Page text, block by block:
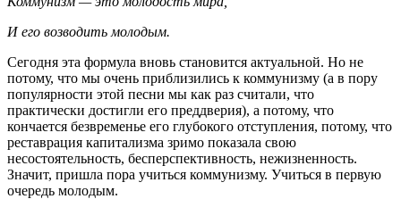
И его возводить молодым.
Сегодня эта формула вновь становится актуальной. Но не
потому, что мы очень приблизились к коммунизму (а в пору
популярности этой песни мы как раз считали, что
практически достигли его преддверия), а потому, что
кончается безвременье его глубокого отступления, потому, что
реставрация капитализма зримо показала свою
несостоятельность, бесперспективность, нежизненность.
Значит, пришла пора учиться коммунизму. Учиться в первую
очередь молодым.